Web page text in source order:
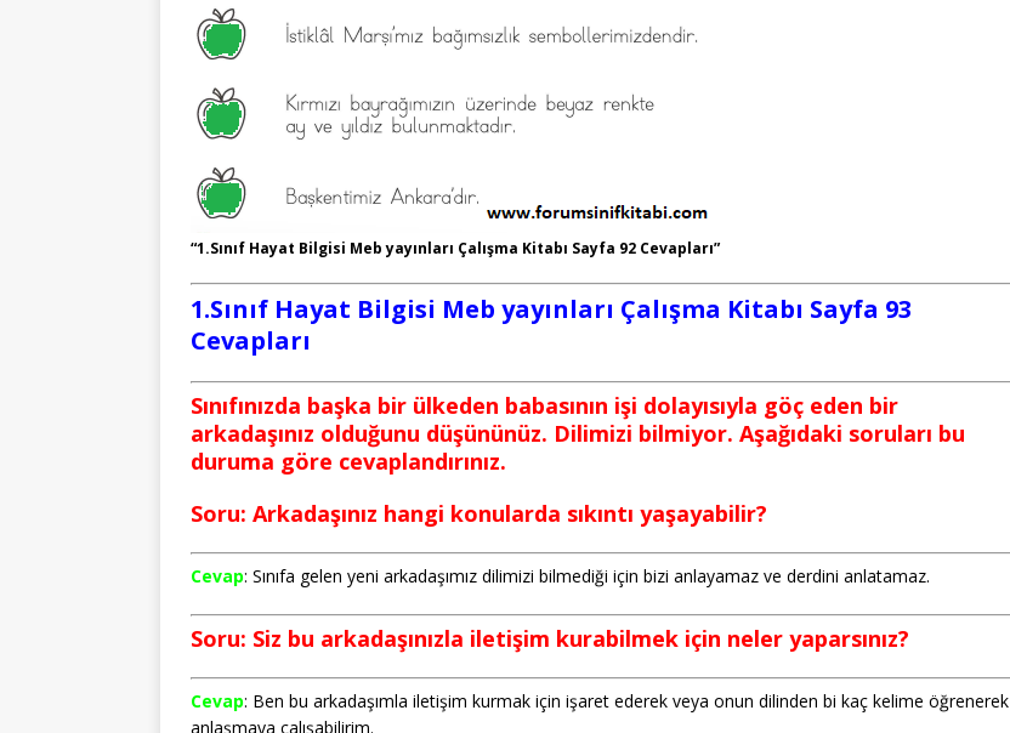
“1.Sınıf Hayat Bilgisi Meb yayınları Çalışma Kitabı Sayfa 92 Cevapları”
1.Sınıf Hayat Bilgisi Meb yayınları Çalışma Kitabı Sayfa 93
Cevapları
Sınıfınızda başka bir ülkeden babasının işi dolayısıyla göç eden bir
arkadaşınız olduğunu düşününüz. Dilimizi bilmiyor. Aşağıdaki soruları bu
duruma göre cevaplandırınız.
Soru: Arkadaşınız hangi konularda sıkıntı yaşayabilir?
Cevap: Sınıfa gelen yeni arkadaşımız dilimizi bilmediği için bizi anlayamaz ve derdini anlatamaz.
Soru: Siz bu arkadaşınızla iletişim kurabilmek için neler yaparsınız?
Cevap: Ben bu arkadaşımla iletişim kurmak için işaret ederek veya onun dilinden bi kaç kelime öğrenerek
anlaşmaya çalışabilirim.